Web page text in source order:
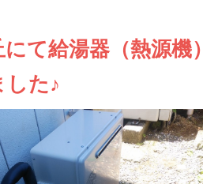
にて給湯器（熱源機
した♪